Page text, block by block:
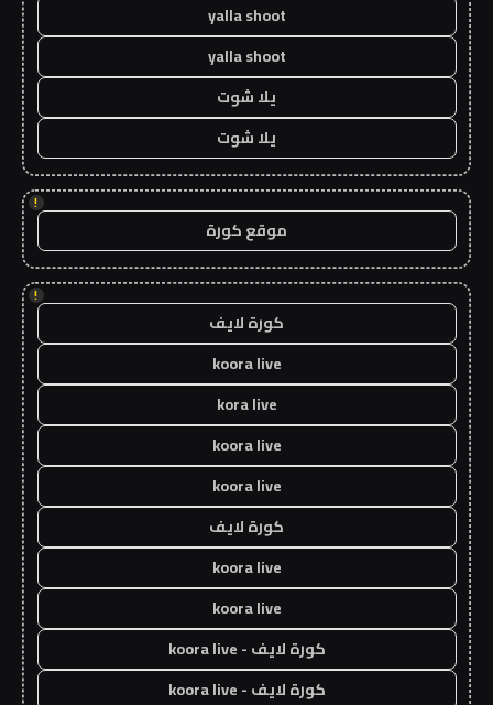
yalla shoot
yalla shoot
يلا شوت
يلا شوت
!
موقع كورة
!
كورة لايف
koora live
kora live
koora live
koora live
كورة لايف
koora live
koora live
كورة لايف - koora live
كورة لايف - koora live